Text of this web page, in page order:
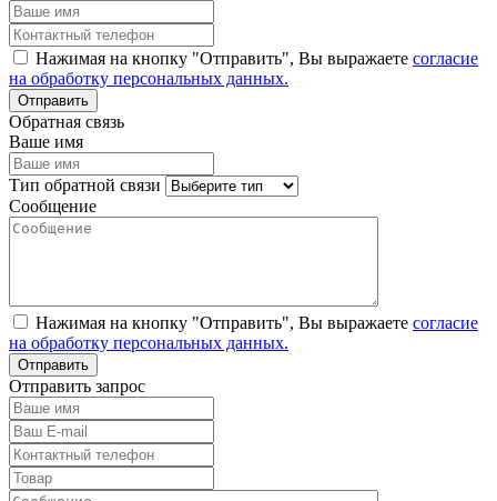
Нажимая на кнопку "Отправить", Вы выражаете согласие
на обработку персональных данных.
Обратная связь
Ваше имя
Тип обратной связи
Сообщение
Нажимая на кнопку "Отправить", Вы выражаете согласие
на обработку персональных данных.
Отправить запрос